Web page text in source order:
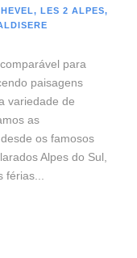
, LES 2 ALPES,
para
paisagens
variedade de
as
os famosos
Alpes do Sul,